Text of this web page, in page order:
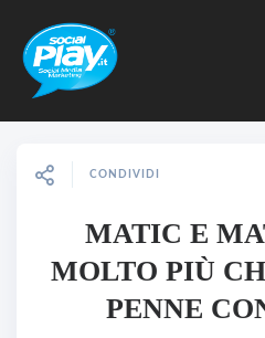
CONDIVIDI
MATIC E
MOLTO PIÙ
PENNE